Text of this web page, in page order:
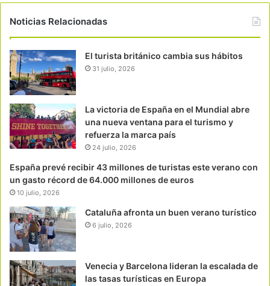
Noticias Relacionadas
El turista británico cambia sus hábitos
31 julio, 2026
La victoria de España en el Mundial abre
una nueva ventana para el turismo y
refuerza la marca país
24 julio, 2026
España prevé recibir 43 millones de turistas este verano con
un gasto récord de 64.000 millones de euros
10 julio, 2026
Cataluña afronta un buen verano turístico
6 julio, 2026
Venecia y Barcelona lideran la escalada de
las tasas turísticas en Europa